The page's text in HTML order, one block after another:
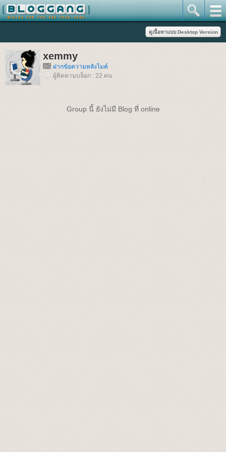
xemmy
ฝากข้อความหลังไมค์
ผู้ติดตามบล็อก : 22 คน
Group นี้ ยังไม่มี Blog ที่ online